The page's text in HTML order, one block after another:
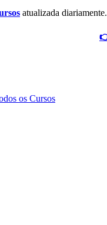
atualizada diariamente.
os Cursos